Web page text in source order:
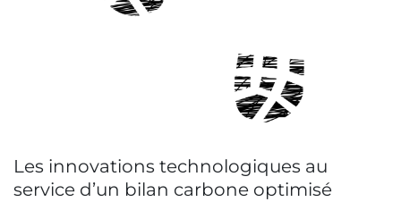
Les innovations technologiques au
service d’un bilan carbone optimisé